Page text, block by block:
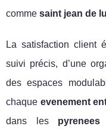
comme saint jean de
La satisfaction client
suivi précis, d’une
des espaces
chaque evenement
dans les pyrenees